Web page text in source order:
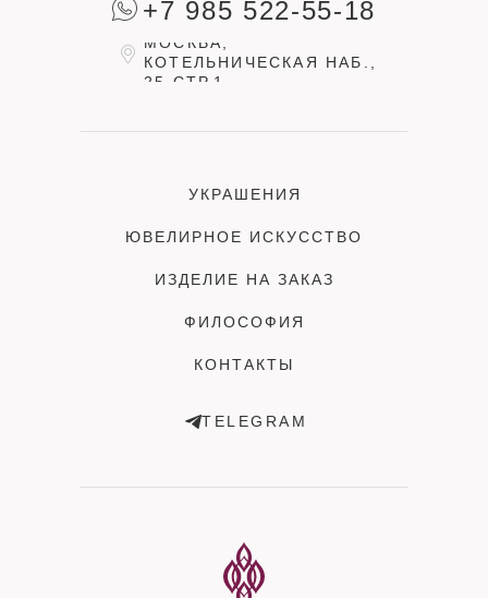
+7 985 522-55-18
УКРАШЕНИЯ
ЮВЕЛИРНОЕ ИСКУССТВО
ИЗДЕЛИЕ НА ЗАКАЗ
ФИЛОСОФИЯ
КОНТАКТЫ
МОСКВА,
КОТЕЛЬНИЧЕСКАЯ НАБ.,
25 СТР.1
TELEGRAM